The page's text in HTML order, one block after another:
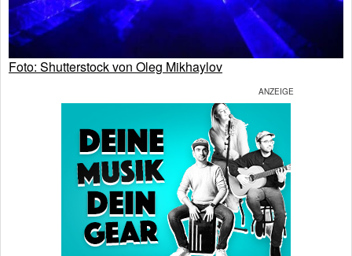
Foto: Shutterstock von Oleg Mikhaylov